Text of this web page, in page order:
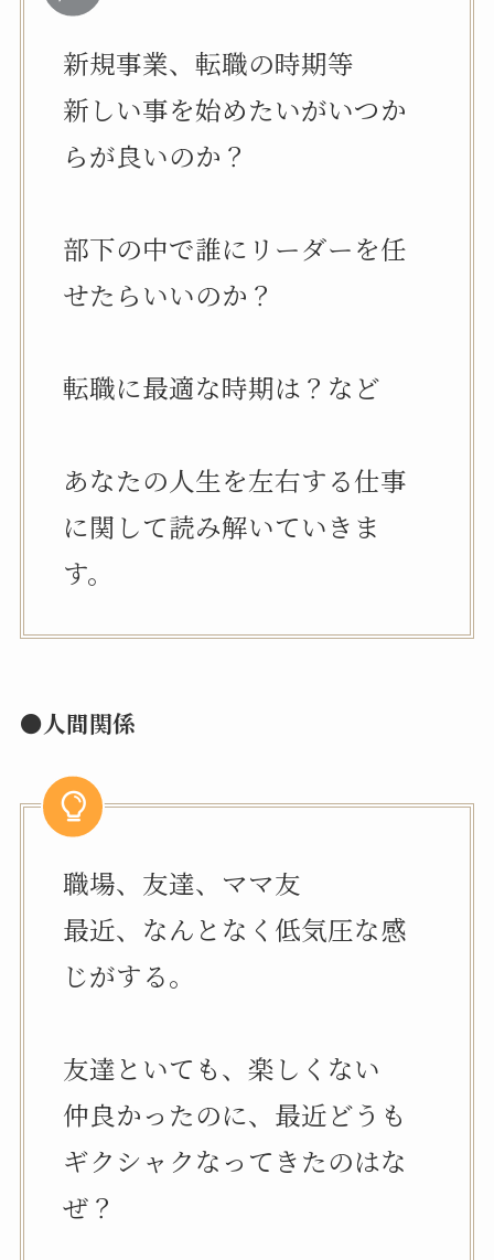
新規事業、転職の時期等
新しい事を始めたいがいつか
らが良いのか？
部下の中で誰にリーダーを任
せたらいいのか？
転職に最適な時期は？など
あなたの人生を左右する仕事
に関して読み解いていきま
す。
●人間関係
職場、友達、ママ友
最近、なんとなく低気圧な感
じがする。
友達といても、楽しくない
仲良かったのに、最近どうも
ギクシャクなってきたのはな
ぜ？